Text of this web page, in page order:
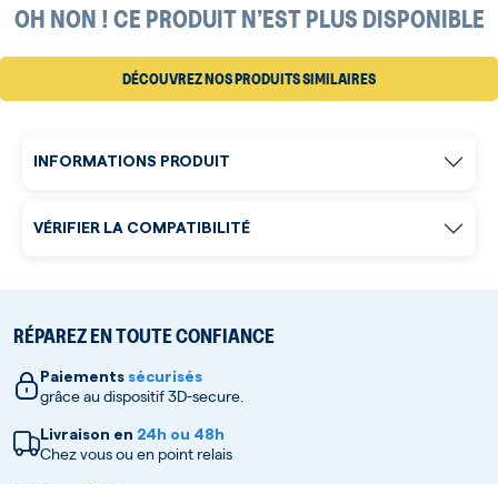
OH NON ! CE PRODUIT N’EST PLUS DISPONIBLE
DÉCOUVREZ NOS PRODUITS SIMILAIRES
INFORMATIONS PRODUIT
RÉPAREZ EN TOUTE CONFIANCE
Paiements sécurisés
grâce au dispositif 3D-secure.
Livraison en 24h ou 48h
Chez vous ou en point relais
VÉRIFIER LA COMPATIBILITÉ